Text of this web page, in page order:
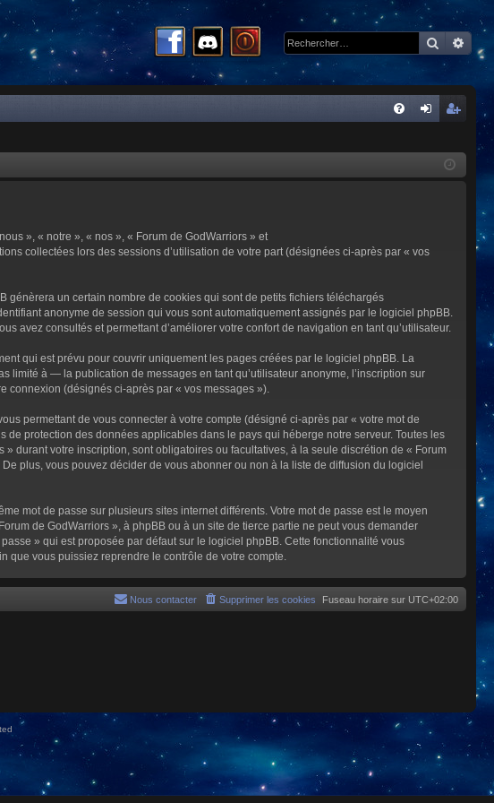
cri
», « notre », « nos », « Forum de GodWarriors » et
collectées lors des sessions d’utilisation de votre part (désignées ci-après par « vos
génèrera un certain nombre de cookies qui sont de petits fichiers téléchargés
anonyme de session qui vous sont automatiquement assignés par le logiciel phpBB.
avez consultés et permettant d’améliorer votre confort de navigation en tant qu’utilisateur.
qui est prévu pour couvrir uniquement les pages créées par le logiciel phpBB. La
à — la publication de messages en tant qu’utilisateur anonyme, l’inscription sur
connexion (désignés ci-après par « vos messages »).
permettant de vous connecter à votre compte (désigné ci-après par « votre mot de
protection des données applicables dans le pays qui héberge notre serveur. Toutes les
durant votre inscription, sont obligatoires ou facultatives, à la seule discrétion de « Forum
plus, vous pouvez décider de vous abonner ou non à la liste de diffusion du logiciel
mot de passe sur plusieurs sites internet différents. Votre mot de passe est le moyen
de GodWarriors », à phpBB ou à un site de tierce partie ne peut vous demander
» qui est proposée par défaut sur le logiciel phpBB. Cette fonctionnalité vous
que vous puissiez reprendre le contrôle de votre compte.
Fuseau horaire sur UTC+02:00
Supprimer les cookies
Nous contacter